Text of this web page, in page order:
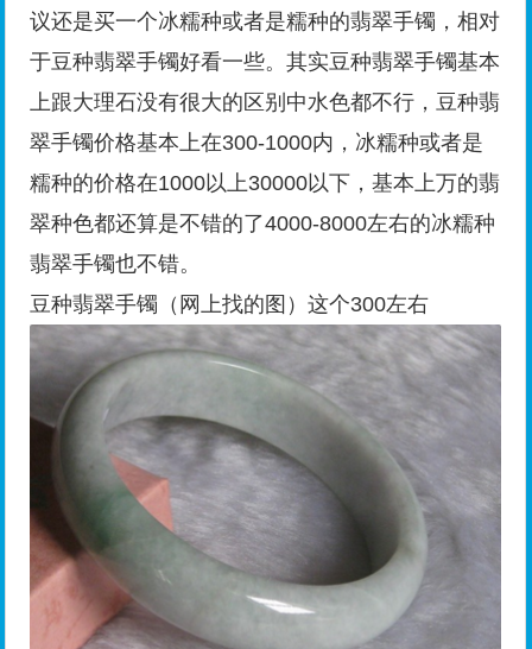
议还是买一个冰糯种或者是糯种的翡翠手镯，相对
于豆种翡翠手镯好看一些。其实豆种翡翠手镯基本
上跟大理石没有很大的区别中水色都不行，豆种翡
翠手镯价格基本上在300-1000内，冰糯种或者是
糯种的价格在1000以上30000以下，基本上万的翡
翠种色都还算是不错的了4000-8000左右的冰糯种
翡翠手镯也不错。
豆种翡翠手镯（网上找的图）这个300左右